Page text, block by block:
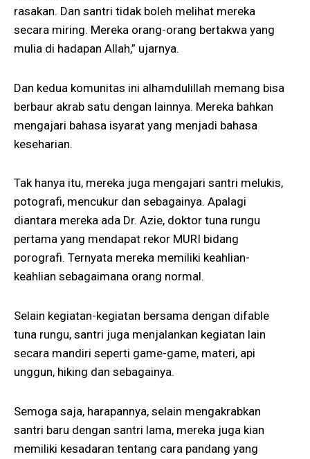
rasakan. Dan santri tidak boleh melihat mereka
secara miring. Mereka orang-orang bertakwa yang
mulia di hadapan Allah,” ujarnya.
Dan kedua komunitas ini alhamdulillah memang bisa
berbaur akrab satu dengan lainnya. Mereka bahkan
mengajari bahasa isyarat yang menjadi bahasa
keseharian.
Tak hanya itu, mereka juga mengajari santri melukis,
potografi, mencukur dan sebagainya. Apalagi
diantara mereka ada Dr. Azie, doktor tuna rungu
pertama yang mendapat rekor MURI bidang
porografi. Ternyata mereka memiliki keahlian-
keahlian sebagaimana orang normal.
Selain kegiatan-kegiatan bersama dengan difable
tuna rungu, santri juga menjalankan kegiatan lain
secara mandiri seperti game-game, materi, api
unggun, hiking dan sebagainya.
Semoga saja, harapannya, selain mengakrabkan
santri baru dengan santri lama, mereka juga kian
memiliki kesadaran tentang cara pandang yang